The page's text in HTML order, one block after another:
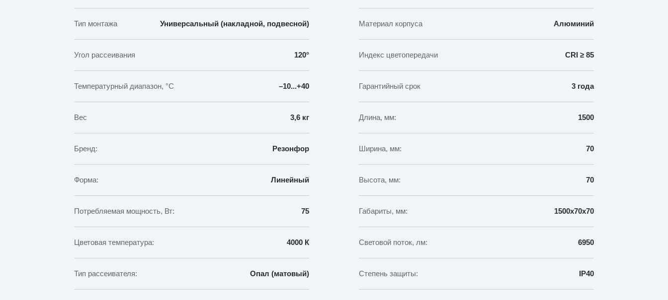
Тип монтажа Универсальный (накладной, подвесной) Материал корпуса Алюминий
Угол рассеивания 120° Индекс цветопередачи CRI ≥ 85
Температурный диапазон, °C –10...+40 Гарантийный срок 3 года
Вес 3,6 кг Длина, мм: 1500
Бренд: Резонфор Ширина, мм: 70
Форма: Линейный Высота, мм: 70
Потребляемая мощность, Вт: 75 Габариты, мм: 1500х70х70
Цветовая температура: 4000 К Световой поток, лм: 6950
Тип рассеивателя: Опал (матовый) Степень защиты: IP40